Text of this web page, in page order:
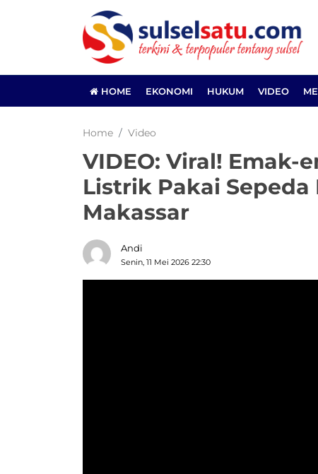
HOME EKONOMI HUKUM VIDEO
Home Video
VIDEO: Viral!
Listrik Pakai
Makassar
Andi
Senin, 11 Mei 2026 22:30